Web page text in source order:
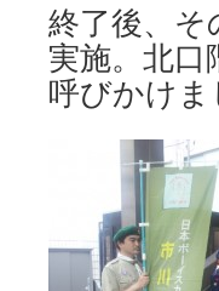
終了後、
実施。北
呼びかけま